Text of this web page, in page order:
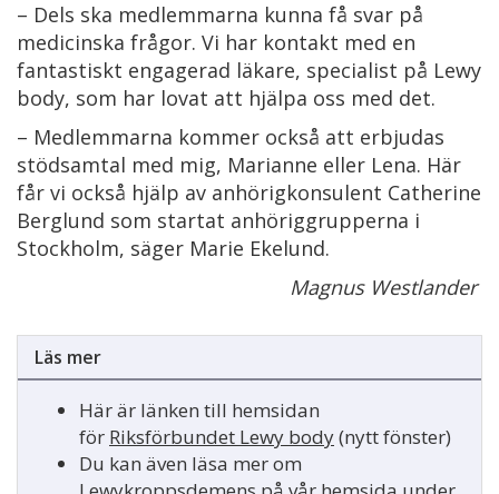
– Dels ska medlemmarna kunna få svar på
medicinska frågor. Vi har kontakt med en
fantastiskt engagerad läkare, specialist på Lewy
body, som har lovat att hjälpa oss med det.
– Medlemmarna kommer också att erbjudas
stödsamtal med mig, Marianne eller Lena. Här
får vi också hjälp av anhörigkonsulent Catherine
Berglund som startat anhöriggrupperna i
Stockholm, säger Marie Ekelund.
Magnus Westlander
Läs mer
Här är länken till hemsidan
för Riksförbundet Lewy body(nytt fönster)
Du kan även läsa mer om